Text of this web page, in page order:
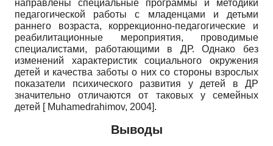
направлены специальные программы и методики
педагогической работы с младенцами и детьми
раннего возраста, коррекционно-педагогические и
реабилитационные мероприятия, проводимые
специалистами, работающими в ДР. Однако без
изменений характеристик социального окружения
детей и качества заботы о них со стороны взрослых
показатели психического развития у детей в ДР
значительно отличаются от таковых у семейных
детей [Muhamedrahimov, 2004].
Выводы